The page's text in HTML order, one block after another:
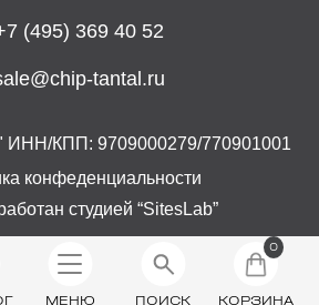
(495) 369 40 52
tantal.ru
ИНН/КПП: 9709000279/770901001
конфеденциальности
студией “SitesLab”
МЕНЮ ПОИСК
0
КОРЗИНА